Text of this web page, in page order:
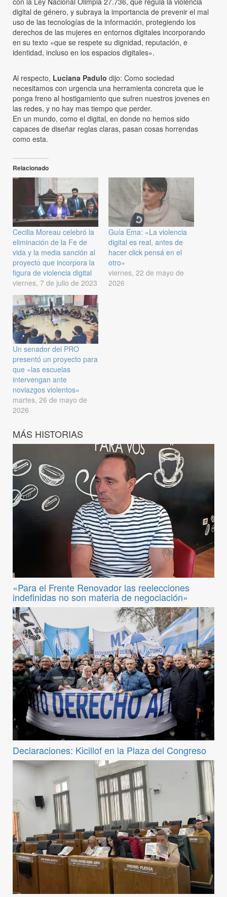
digital de género, y subraya la importancia de prevenir el mal
uso de las tecnologías de la información, protegiendo los
derechos de las mujeres en entornos digitales incorporando
en su texto «que se respete su dignidad, reputación, e
identidad, incluso en los espacios digitales».
Al respecto, Luciana Padulo dijo: Como sociedad
necesitamos con urgencia una herramienta concreta que le
ponga freno al hostigamiento que sufren nuestros jovenes en
las redes, y no hay mas tiempo que perder.
En un mundo, como el digital, en donde no hemos sido
capaces de diseñar reglas claras, pasan cosas horrendas
como esta.
Relacionado
Cecilia Moreau celebró la
eliminación de la Fe de
vida y la media sanción al
proyecto que incorpora la
figura de violencia digital
viernes, 7 de julio de 2023
Guía Ema: «La violencia
digital es real, antes de
hacer click pensá en el
otro»
viernes, 22 de mayo de
2026
Un senador del PRO
presentó un proyecto para
que «las escuelas
intervengan ante
noviazgos violentos»
martes, 26 de mayo de
2026
MÁS HISTORIAS
«Para el Frente Renovador las reelecciones
indefinidas no son materia de negociación»
Declaraciones: Kicillof en la Plaza del Congreso